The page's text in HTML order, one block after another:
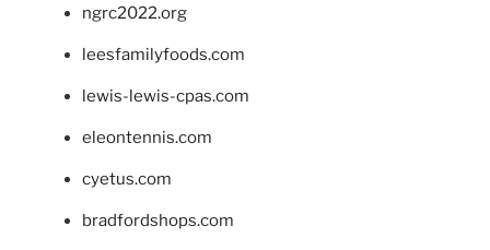
ngrc2022.org
leesfamilyfoods.com
lewis-lewis-cpas.com
eleontennis.com
cyetus.com
bradfordshops.com